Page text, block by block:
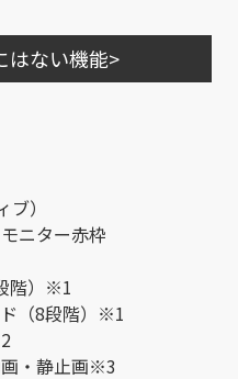
はない機能>
）
ニター赤枠
階）※1
（8段階）※1
画・静止画※3